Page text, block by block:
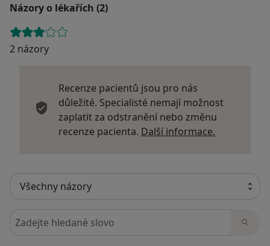
Názory o lékařích (2)
2 názory
Recenze pacientů jsou pro nás
důležité. Specialisté nemají možnost
zaplatit za odstranění nebo změnu
recenze pacienta. Další informace.
Hledejte v názorech